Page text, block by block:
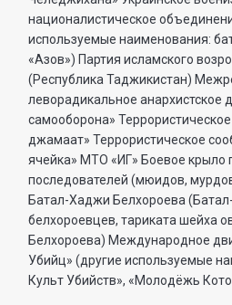
националистическое
используемые наименования:
«Азов») Партия исламского
(Республика Таджикистан)
леворадикальное анархистское
самооборона»
джамаат» Террористическое
ячейка» МТО «ИГ» Боевое крыло
последователей (мюидов,
Батал-Хаджи Белхороева
белхороевцев, тариката шейха
Белхороева) Международное
Убийц» (другие используемые
Культ Убийств», «Молодёжь